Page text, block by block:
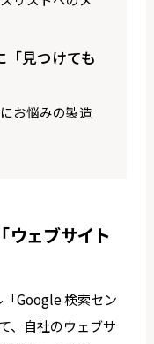
「見つけても
お悩みの製造
ウェブサイト
Google 検索セン
、自社のウェブサ